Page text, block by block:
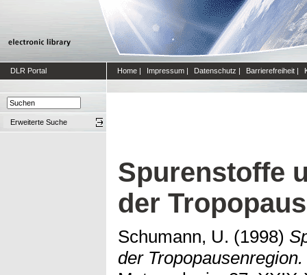
DLR Portal Home | Impressum | Datenschutz | Barrierefreiheit |
Erweiterte Suche
Spurenstoffe
der
Schumann, U. (1998)
der Tropopausenregion.